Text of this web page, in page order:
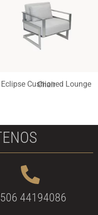
Eclipse Cushioned Lounge Chair
44194086